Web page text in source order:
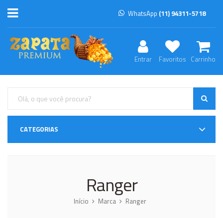
WhatsApp (11) 94311-5718
Entrar Favoritos Carrinho
CATEGORIAS
Ranger
Início Marca Ranger